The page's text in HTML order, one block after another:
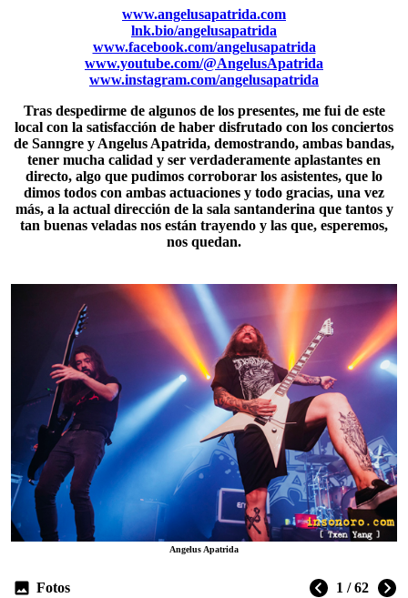
www.angelusapatrida.com
lnk.bio/angelusapatrida
www.facebook.com/angelusapatrida
www.youtube.com/@AngelusApatrida
www.instagram.com/angelusapatrida
Tras despedirme de algunos de los presentes, me fui de este
local con la satisfacción de haber disfrutado con los conciertos
de Sanngre y Angelus Apatrida, demostrando, ambas bandas,
tener mucha calidad y ser verdaderamente aplastantes en
directo, algo que pudimos corroborar los asistentes, que lo
dimos todos con ambas actuaciones y todo gracias, una vez
más, a la actual dirección de la sala santanderina que tantos y
tan buenas veladas nos están trayendo y las que, esperemos,
nos quedan.
Angelus Apatrida
Fotos 1 / 62